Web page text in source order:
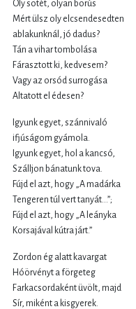
Oly sötét, olyan borús
Mért ülsz oly elcsendesedten
ablakunknál, jó dadus?
Tán a vihar tombolása
Fárasztott ki, kedvesem?
Vagy az orsód surrogása
Altatott el édesen?
Igyunk egyet, szánnivaló
ifjúságom gyámola.
Igyunk egyet, hol a kancsó,
Szálljon bánatunk tova.
Fújd el azt, hogy „A madárka
Tengeren túl vert tanyát…”;
Fújd el azt, hogy „A leányka
Korsajával kútra járt.”
Zordon ég alatt kavargat
Hóörvényt a förgeteg
Farkacsordaként üvölt, majd
Sír, miként a kisgyerek.